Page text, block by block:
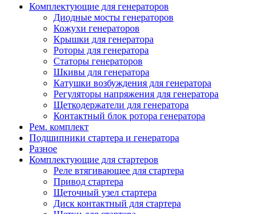
Комплектующие для генераторов
Диодные мосты генераторов
Кожухи генераторов
Крышки для генератора
Роторы для генератора
Статоры генераторов
Шкивы для генератора
Катушки возбуждения для генератора
Регуляторы напряжения для генератора
Щеткодержатели для генератора
Контактный блок ротора генератора
Рем. комплект
Подшипники стартера и генератора
Разное
Комплектующие для стартеров
Реле втягивающее для стартера
Привод стартера
Щеточный узел стартера
Диск контактный для стартера